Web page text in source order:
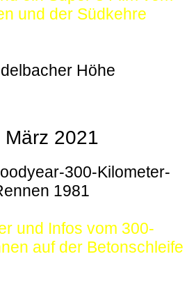
und der Südkehre
Höhe
März 2021
300-Kilometer-
1981
und Infos vom 300-
auf der Betonschleife